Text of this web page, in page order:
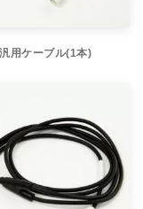
用ケーブル(1本)